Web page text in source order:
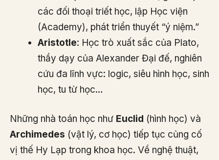
các đối thoại triết học, lập Học viện
(Academy), phát triển thuyết “ý niệm.”
Aristotle: Học trò xuất sắc của Plato,
thầy dạy của Alexander Đại đế, nghiên
cứu đa lĩnh vực: logic, siêu hình học, sinh
học, tu từ học…
Những nhà toán học như Euclid (hình học) và
Archimedes (vật lý, cơ học) tiếp tục củng cố
vị thế Hy Lạp trong khoa học. Về nghệ thuật,